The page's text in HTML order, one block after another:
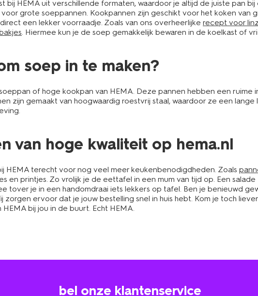
bij HEMA uit verschillende formaten, waardoor je altijd de juiste pan
grote soeppannen. Kookpannen zijn geschikt voor het koken van
een lekker voorraadje. Zoals van ons overheerlijke recept voor
. Hiermee kun je de soep gemakkelijk bewaren in de koelkast of
soep in te maken?
of hoge kookpan van HEMA. Deze pannen hebben een
zijn gemaakt van hoogwaardig roestvrij staal, waardoor ze een lange
van hoge kwaliteit op hema.nl
HEMA terecht voor nog veel meer keukenbenodigdheden. Zoals
en printjes. Zo vrolijk je de eettafel in een mum van tijd op. Een
tover je in een handomdraai iets lekkers op tafel. Ben je benieuwd
zorgen ervoor dat je jouw bestelling snel in huis hebt. Kom je toch
bij jou in de buurt. Echt HEMA.
bel onze klantenservice